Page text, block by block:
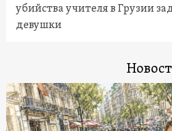
убийства учителя в Грузии
девушки